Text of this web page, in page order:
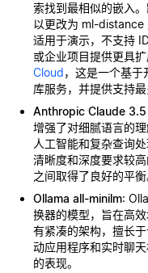
索找到最相似的嵌入
以更改为 ml-distance
适用于演示，不支持
或企业项目提供更具
Cloud，这是一个基于
库服务，并提供支持
Anthropic Claude
增强了对细腻语言的
人工智能和复杂查询
清晰度和深度要求较
之间取得了良好的平衡
Ollama all-minilm:
换器的模型，旨在高
有紧凑的架构，擅长
动应用程序和实时聊
的表现。